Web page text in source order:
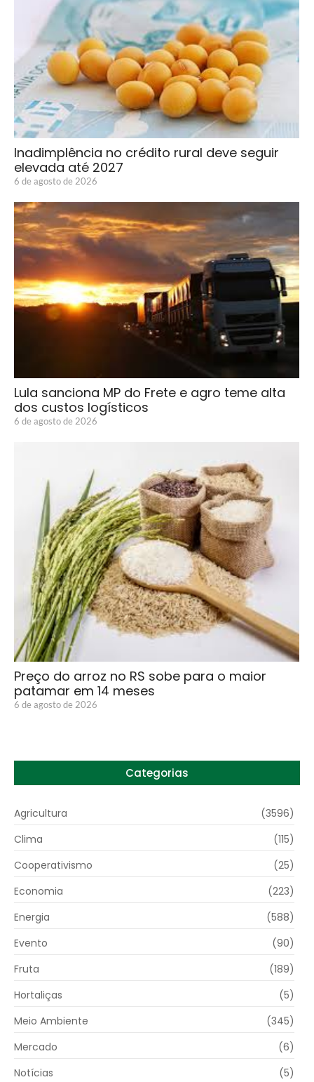
Inadimplência no crédito rural deve seguir
elevada até 2027
6 de agosto de 2026
Lula sanciona MP do Frete e agro teme alta
dos custos logísticos
6 de agosto de 2026
Preço do arroz no RS sobe para o maior
patamar em 14 meses
6 de agosto de 2026
Categorias
Agricultura
(3596)
Clima
(115)
Cooperativismo
(25)
Economia
(223)
Energia
(588)
Evento
(90)
Fruta
(189)
Hortaliças
(5)
Meio Ambiente
(345)
Mercado
(6)
Notícias
(5)